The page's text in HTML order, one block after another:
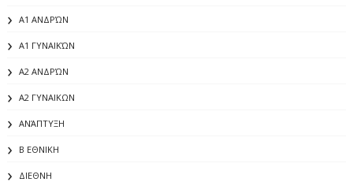
Α1 ΑΝΔΡΏΝ
Α1 ΓΥΝΑΙΚΏΝ
Α2 ΑΝΔΡΏΝ
Α2 ΓΥΝΑΙΚΩΝ
ΑΝΆΠΤΥΞΗ
Β ΕΘΝΙΚΗ
ΔΙΕΘΝΗ